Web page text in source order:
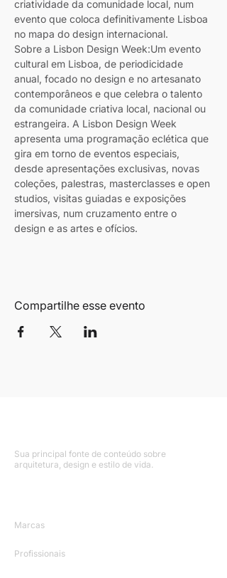
criatividade da comunidade local, num
evento que coloca definitivamente Lisboa
no mapa do design internacional.
Sobre a Lisbon Design Week:Um evento
cultural em Lisboa, de periodicidade
anual, focado no design e no artesanato
contemporâneos e que celebra o talento
da comunidade criativa local, nacional ou
estrangeira. A Lisbon Design Week
apresenta uma programação eclética que
gira em torno de eventos especiais,
desde apresentações exclusivas, novas
coleções, palestras, masterclasses e open
studios, visitas guiadas e exposições
imersivas, num cruzamento entre o
design e as artes e ofícios.
Compartilhe esse evento
Sua principal fonte de conteúdo sobre
arquitetura, design e estilo de vida.
Marcas
Profissionais